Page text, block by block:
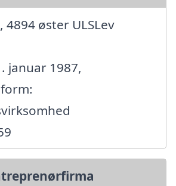
4894 øster ULSLev
januar 1987,